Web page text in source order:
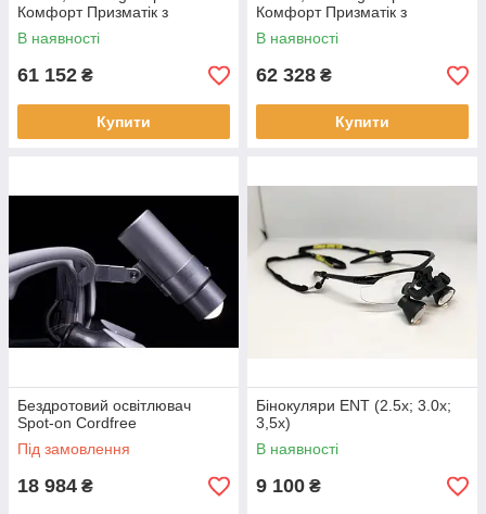
Комфорт Призматік з
освітлювачем D-Light Duo HD
В наявності
61 152 ₴
Купити
Комфорт Призматік з
освітлювачем D-Light Duo HD
В наявності
62 328 ₴
Купити
Бездротовий освітлювач
Spot-on Cordfree
Під замовлення
18 984 ₴
Бінокуляри ENT (2.5x; 3.0х;
3,5х)
В наявності
9 100 ₴